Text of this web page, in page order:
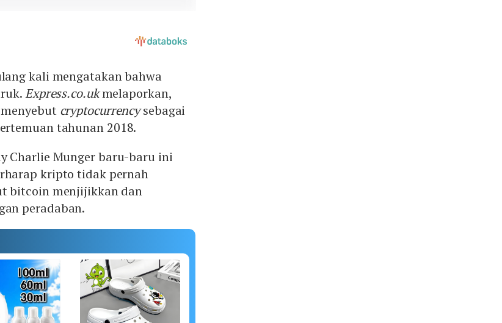
kali mengatakan bahwa
Express.co.ukmelaporkan,
cryptocurrencysebagai
tahunan 2018.
Charlie Munger baru-baru ini
kripto tidak pernah
bitcoin menjijikkan dan
peradaban.